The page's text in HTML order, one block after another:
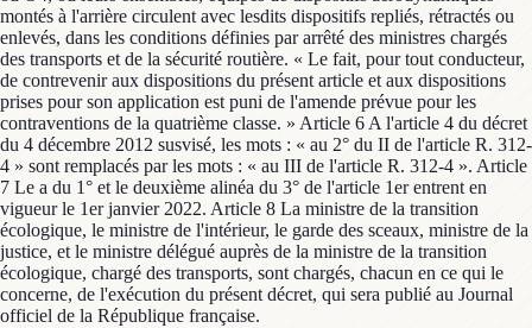
montés à l'arrière circulent avec lesdits dispositifs repliés, rétractés ou
enlevés, dans les conditions définies par arrêté des ministres chargés
des transports et de la sécurité routière. « Le fait, pour tout conducteur,
de contrevenir aux dispositions du présent article et aux dispositions
prises pour son application est puni de l'amende prévue pour les
contraventions de la quatrième classe. » Article 6 A l'article 4 du décret
du 4 décembre 2012 susvisé, les mots : « au 2° du II de l'article R. 312-
4 » sont remplacés par les mots : « au III de l'article R. 312-4 ». Article
7 Le a du 1° et le deuxième alinéa du 3° de l'article 1er entrent en
vigueur le 1er janvier 2022. Article 8 La ministre de la transition
écologique, le ministre de l'intérieur, le garde des sceaux, ministre de la
justice, et le ministre délégué auprès de la ministre de la transition
écologique, chargé des transports, sont chargés, chacun en ce qui le
concerne, de l'exécution du présent décret, qui sera publié au Journal
officiel de la République française.